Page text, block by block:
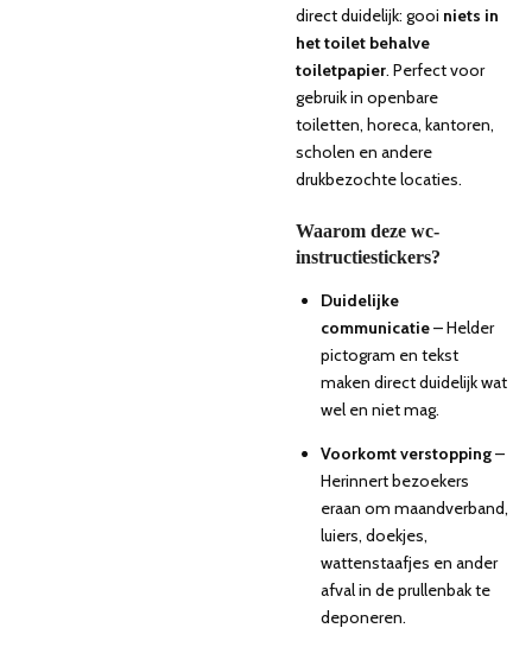
direct duidelijk: gooi niets in
het toilet behalve
toiletpapier. Perfect voor
gebruik in openbare
toiletten, horeca, kantoren,
scholen en andere
drukbezochte locaties.
Waarom deze wc-
instructiestickers?
Duidelijke
communicatie– Helder
pictogram en tekst
maken direct duidelijk wat
wel en niet mag.
Voorkomt verstopping–
Herinnert bezoekers
eraan om maandverband,
luiers, doekjes,
wattenstaafjes en ander
afval in de prullenbak te
deponeren.